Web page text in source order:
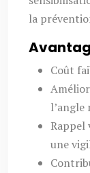
la
Coût
l’angle
une